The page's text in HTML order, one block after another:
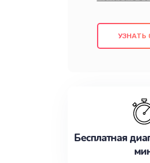
клиентам
УЗНАТЬ
Бесплатная